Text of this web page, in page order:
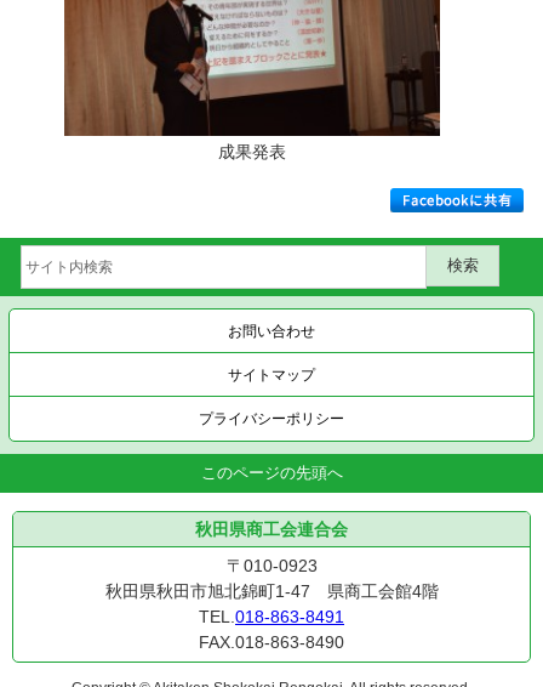
成果発表
お問い合わせ
サイトマップ
プライバシーポリシー
このページの先頭へ
秋田県商工会連合会
〒010-0923
秋田県秋田市旭北錦町1-47 県商工会館4階
TEL. 018-863-8491
FAX.018-863-8490